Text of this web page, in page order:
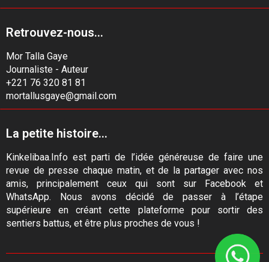
Retrouvez-nous...
Mor Talla Gaye
Journaliste - Auteur
+221 76 320 81 81
mortallusgaye@gmail.com
La petite histoire...
Kinkelibaa.Info est parti de l’idée généreuse de faire une
revue de presse chaque matin, et de la partager avec nos
amis, principalement ceux qui sont sur Facebook et
WhatsApp. Nous avons décidé de passer à l’étape
supérieure en créant cette plateforme pour sortir des
sentiers battus, et être plus proches de vous !